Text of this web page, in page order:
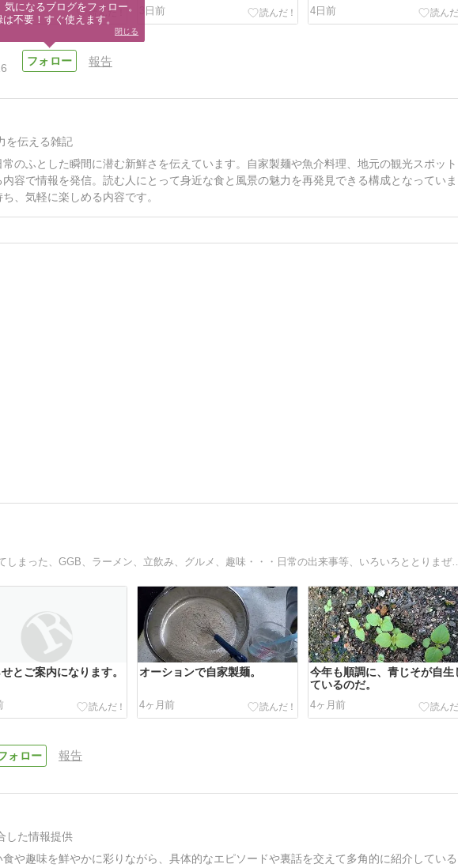
3日前
4日前
報告
を伝える雑記
のふとした瞬間に潜む新鮮さを伝えています。自家製麺や魚介料理、地元の観光スポット
容で情報を発信。読む人にとって身近な食と風景の魅力を再発見できる構成となっていま
、気軽に楽しめる内容です。
兵庫県明石市から、神戸中心になってしまった、GGB、ラーメン、立飲
とご案内になります。 オーションで自家製麺。
4ヶ月前
今年も順調に、青じそが自生
ているのだ。
4ヶ月前
報告
した情報提供
や趣味を鮮やかに彩りながら、具体的なエピソードや裏話を交えて多角的に紹介している
気になるブログをフォロー。
は不要！すぐ使えます。
閉じる